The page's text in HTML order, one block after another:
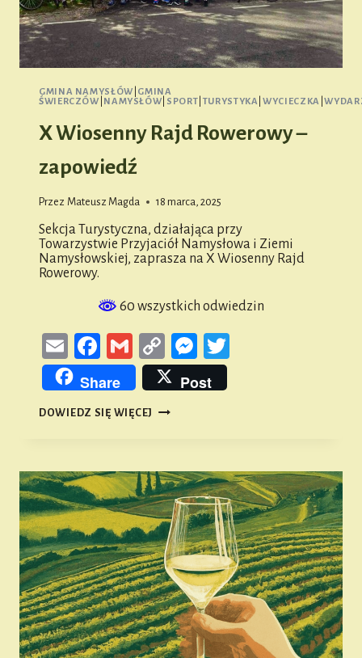
GMINA NAMYSŁÓW GMINA
ŚWIERCZÓW NAMYSŁÓW SPORT TURYSTYKA |WYCIECZKA |
X Wiosenny Rajd Rowerowy –
zapowiedź
Przez Mateusz Magda 18 marca, 2025
Sekcja Turystyczna, działająca przy
Towarzystwie Przyjaciół Namysłowa i Ziemi
Namysłowskiej, zaprasza na X Wiosenny Rajd
Rowerowy.
60 wszystkich odwiedzin
EmailFacebook
GmailCopy
Link
Messenger
Share Post
DOWIEDZ SIĘ WIĘCEJ X